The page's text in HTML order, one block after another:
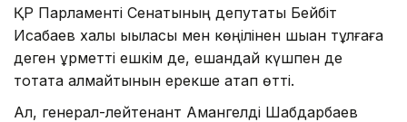
ҚР Парламенті Сенатының депутаты Бейбіт
Исабаев халық ықыласы мен көңілінен шыққан тұлғаға
деген құрметті ешкім де, ешқандай күшпен де
тоқтата алмайтынын ерекше атап өтті.
Ал, генерал-лейтенант Амангелді Шабдарбаев